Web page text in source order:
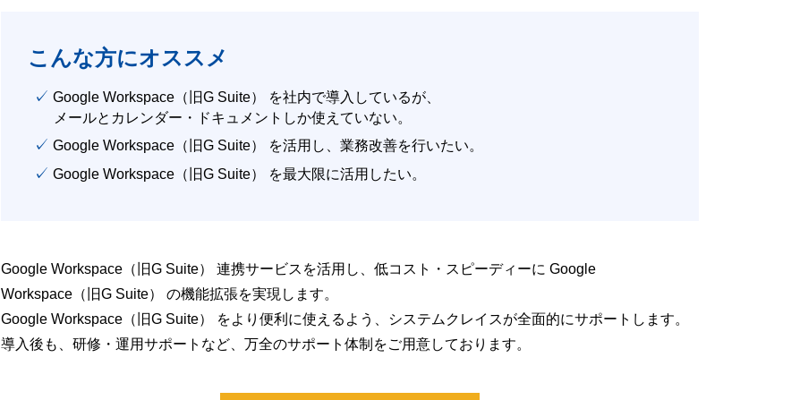
こんな方にオススメ
✓ Google Workspace（旧G Suite） を社内で導入しているが、
メールとカレンダー・ドキュメントしか使えていない。
✓ Google Workspace（旧G Suite） を活用し、業務改善を行いたい。
✓ Google Workspace（旧G Suite） を最大限に活用したい。
Google Workspace（旧G Suite） 連携サービスを活用し、低コスト・スピーディーに Google
Workspace（旧G Suite） の機能拡張を実現します。
Google Workspace（旧G Suite） をより便利に使えるよう、システムクレイスが全面的にサポートします。
導入後も、研修・運用サポートなど、万全のサポート体制をご用意しております。